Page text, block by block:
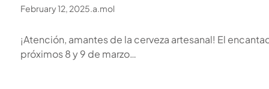
February 12, 2025.a.mol
¡Atención, amantes de la cerveza artesanal! El
próximos 8 y 9 de marzo…